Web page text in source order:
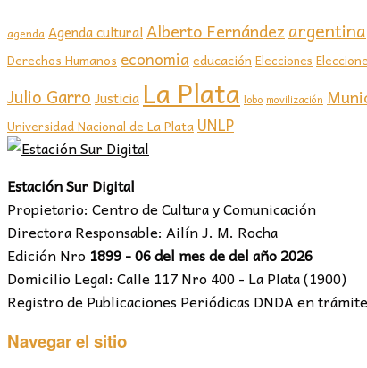
agenda Agenda culturalAlberto Fernández argentina
Derechos Humanos economia educación Elecciones
Julio Garro Justicia La Plata lobo movilización
Universidad Nacional de La Plata UNLP
Estación Sur Digital
Propietario: Centro de Cultura y Comunicación
Directora Responsable: Ailín J. M. Rocha
Edición Nro 1899 - 06 del mes de del año 2026
Domicilio Legal: Calle 117 Nro 400 - La Plata (1900)
Registro de Publicaciones Periódicas DNDA en trámite
Navegar el sitio